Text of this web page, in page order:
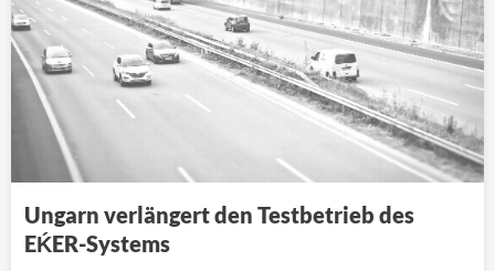
Ungarn verlängert den Testbetrieb des
EḰER-Systems